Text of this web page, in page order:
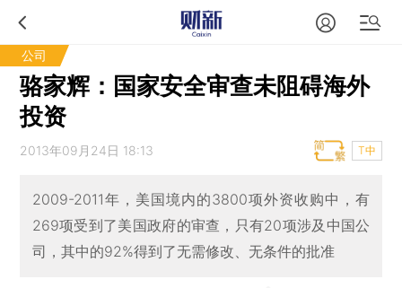
公司
骆家辉：国家安全审查未阻碍海外
投资
2013年09月24日 18:13 T中
2009-2011年，美国境内的3800项外资收购中，有
269项受到了美国政府的审查，只有20项涉及中国公
司，其中的92%得到了无需修改、无条件的批准